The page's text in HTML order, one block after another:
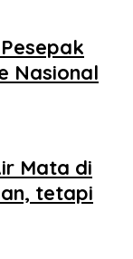
Nasional
Mata di
tetapi